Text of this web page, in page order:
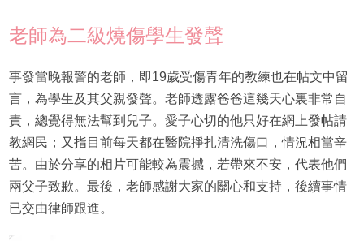
老師為二級燒傷學生發聲
事發當晚報警的老師，即19歲受傷青年的教練也在帖文中留
言，為學生及其父親發聲。老師透露爸爸這幾天心裏非常自
責，總覺得無法幫到兒子。愛子心切的他只好在網上發帖請
教網民；又指目前每天都在醫院掙扎清洗傷口，情況相當辛
苦。由於分享的相片可能較為震撼，若帶來不安，代表他們
兩父子致歉。最後，老師感謝大家的關心和支持，後續事情
已交由律師跟進。